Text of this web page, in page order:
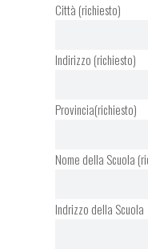
Città (richiesto)
Indirizzo (richiesto)
Provincia(richiesto)
Nome della Scuola
Indrizzo della Scuola